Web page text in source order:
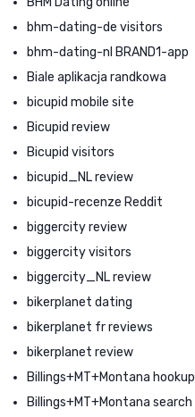
bhm-dating-de visitors
bhm-dating-nl BRAND1-app
Biale aplikacja randkowa
bicupid mobile site
Bicupid review
Bicupid visitors
bicupid_NL review
bicupid-recenze Reddit
biggercity review
biggercity visitors
biggercity_NL review
bikerplanet dating
bikerplanet fr reviews
bikerplanet review
Billings+MT+Montana hookup
Billings+MT+Montana search